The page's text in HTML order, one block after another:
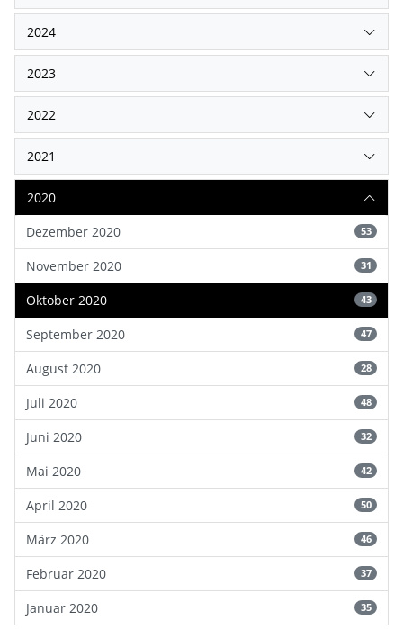
2024
2023
2022
2021
2020
Dezember 2020
53
November 2020 31
Oktober 2020 43
September 2020 47
August 2020 28
Juli 2020 48
Juni 2020 32
Mai 2020 42
April 2020 50
März 2020 46
Februar 2020 37
Januar 2020 35